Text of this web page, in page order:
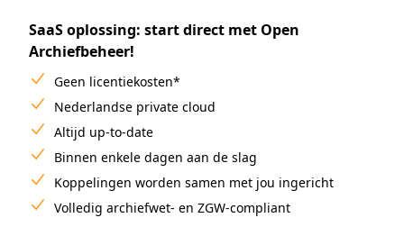
SaaS oplossing: start direct met Open
Archiefbeheer!
Geen licentiekosten*
Nederlandse private cloud
Altijd up-to-date
Binnen enkele dagen aan de slag
Koppelingen worden samen met jou ingericht
Volledig archiefwet- en ZGW-compliant